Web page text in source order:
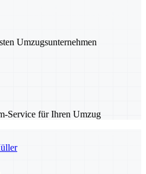
Umzugsunternehmen
Service für Ihren Umzug